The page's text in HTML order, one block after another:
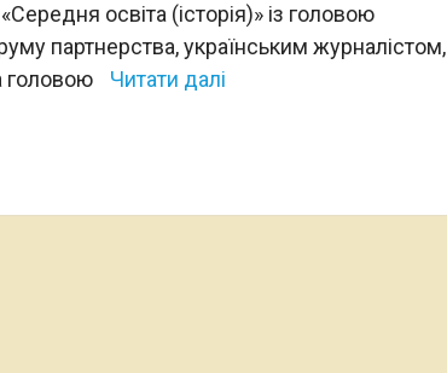
«Середня освіта (історія)» із головою
партнерства, українським журналістом,
головою
Читати далі